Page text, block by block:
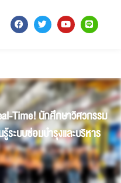
Time! นักศึกษาวิศวกรรม
ระบบซ่อมบำรุงและบริหาร